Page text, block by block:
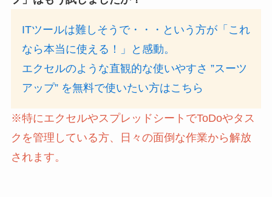
ITツールは難しそうで・・・という方が「これ
なら本当に使える！」と感動。
エクセルのような直観的な使いやすさ ”スーツ
アップ” を無料で使いたい方はこちら
※特にエクセルやスプレッドシートでToDoやタス
クを管理している方、日々の面倒な作業から解放
されます。